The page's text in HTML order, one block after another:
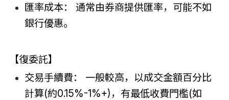
匯率成本： 通常由券商提供匯率，可能不如
銀行優惠。
【復委託】
交易手續費： 一般較高，以成交金額百分比
計算(約0.15%-1%+)，有最低收費門檻(如